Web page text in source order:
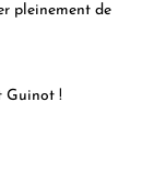
pleinement de
Guinot !